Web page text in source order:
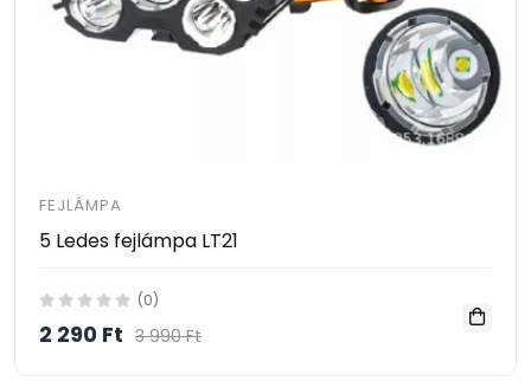
FEJLÁMPA
5 Ledes fejlámpa LT21
(0)
2 290 Ft 3 990 Ft